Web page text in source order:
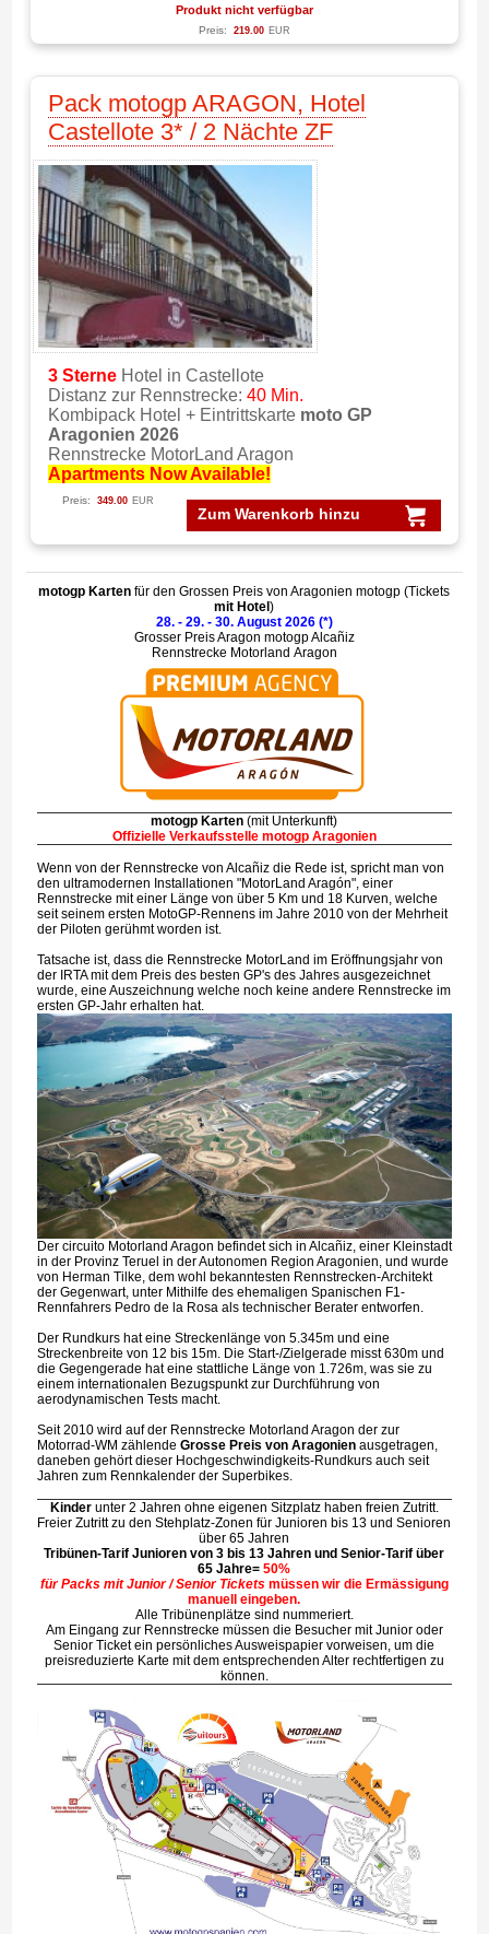
Produkt nicht verfügbar
Preis: 219.00 EUR
Pack motogp ARAGON, Hotel
Castellote 3* / 2 Nächte ZF
3 Sterne Hotel in Castellote
Distanz zur Rennstrecke: 40 Min.
Kombipack Hotel + Eintrittskarte moto GP
Aragonien 2026
Rennstrecke MotorLand Aragon
Apartments Now Available!
Zum Warenkorb hinzu
Preis: 349.00 EUR
motogp Kartenfür den Grossen Preis von Aragonien motogp (Tickets
mit Hotel)
28. - 29. - 30. August 2026 (*)
Grosser Preis Aragon motogp Alcañiz
Rennstrecke Motorland Aragon
motogp Karten(mit Unterkunft)
Offizielle Verkaufsstelle motogp Aragonien
Wenn von der Rennstrecke von Alcañiz die Rede ist, spricht man von
den ultramodernen Installationen "MotorLand Aragón", einer
Rennstrecke mit einer Länge von über 5 Km und 18 Kurven, welche
seit seinem ersten MotoGP-Rennens im Jahre 2010 von der Mehrheit
der Piloten gerühmt worden ist.
Tatsache ist, dass die Rennstrecke MotorLand im Eröffnungsjahr von
der IRTA mit dem Preis des besten GP's des Jahres ausgezeichnet
wurde, eine Auszeichnung welche noch keine andere Rennstrecke im
ersten GP-Jahr erhalten hat.
Der circuito Motorland Aragon befindet sich in Alcañiz, einer Kleinstadt
in der Provinz Teruel in der Autonomen Region Aragonien, und wurde
von Herman Tilke, dem wohl bekanntesten Rennstrecken-Architekt
der Gegenwart, unter Mithilfe des ehemaligen Spanischen F1-
Rennfahrers Pedro de la Rosa als technischer Berater entworfen.
Der Rundkurs hat eine Streckenlänge von 5.345m und eine
Streckenbreite von 12 bis 15m. Die Start-/Zielgerade misst 630m und
die Gegengerade hat eine stattliche Länge von 1.726m, was sie zu
einem internationalen Bezugspunkt zur Durchführung von
aerodynamischen Tests macht.
Seit 2010 wird auf der Rennstrecke Motorland Aragon der zur
Motorrad-WM zählende Grosse Preis von Aragonienausgetragen,
daneben gehört dieser Hochgeschwindigkeits-Rundkurs auch seit
Jahren zum Rennkalender der Superbikes.
Kinder unter 2 Jahren ohne eigenen Sitzplatz haben freien Zutritt.
Freier Zutritt zu den Stehplatz-Zonen für Junioren bis 13 und Senioren
über 65 Jahren
Tribünen-Tarif Junioren von 3 bis 13 Jahren und Senior-Tarif über
65 Jahre=50%
für Packs mit Junior / Senior Ticketsmüssen wir die Ermässigung
manuell eingeben.
Alle Tribünenplätze sind nummeriert.
Am Eingang zur Rennstrecke müssen die Besucher mit Junior oder
Senior Ticket ein persönliches Ausweispapier vorweisen, um die
preisreduzierte Karte mit dem entsprechenden Alter rechtfertigen zu
können.